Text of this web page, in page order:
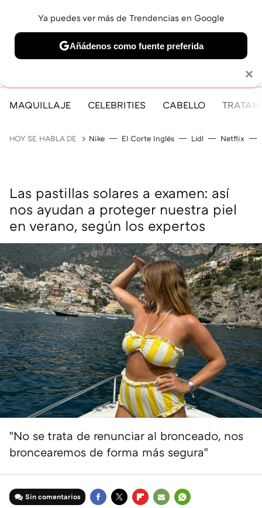
MAQUILLAJE CELEBRITIES CABELLO
HOY SE HABLA DE Nike El Corte Inglés Lidl Netflix
Las pastillas solares a examen: así
nos ayudan a proteger nuestra piel
en verano, según los expertos
"No se trata de renunciar al bronceado, nos
broncearemos de forma más segura"
Sin comentarios
×
Ya puedes ver más de Trendencias en Google
Añádenos como fuente preferida